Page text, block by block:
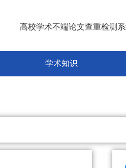
高校学术不端论文查重检测
学术知识